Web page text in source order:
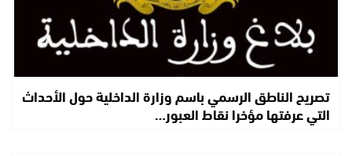
تصريح الناطق الرسمي باسم وزارة الداخلية حول الأحداث
التي عرفتها مؤخرا نقاط العبور…